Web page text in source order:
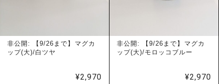
非公開: 【9/26まで】マグカ
ップ(大)/白ツヤ
¥2,970
非公開: 【9/26まで】マグカ
ップ(大)/モロッコブルー
¥2,970